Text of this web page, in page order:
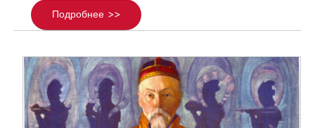
Подробнее